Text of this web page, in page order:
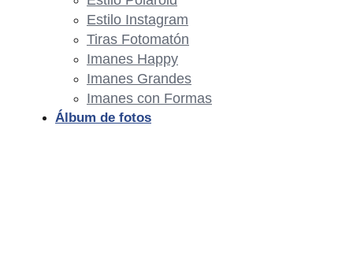
Estilo Instagram
Tiras Fotomatón
Imanes Happy
Imanes Grandes
Imanes con Formas
Álbum de fotos